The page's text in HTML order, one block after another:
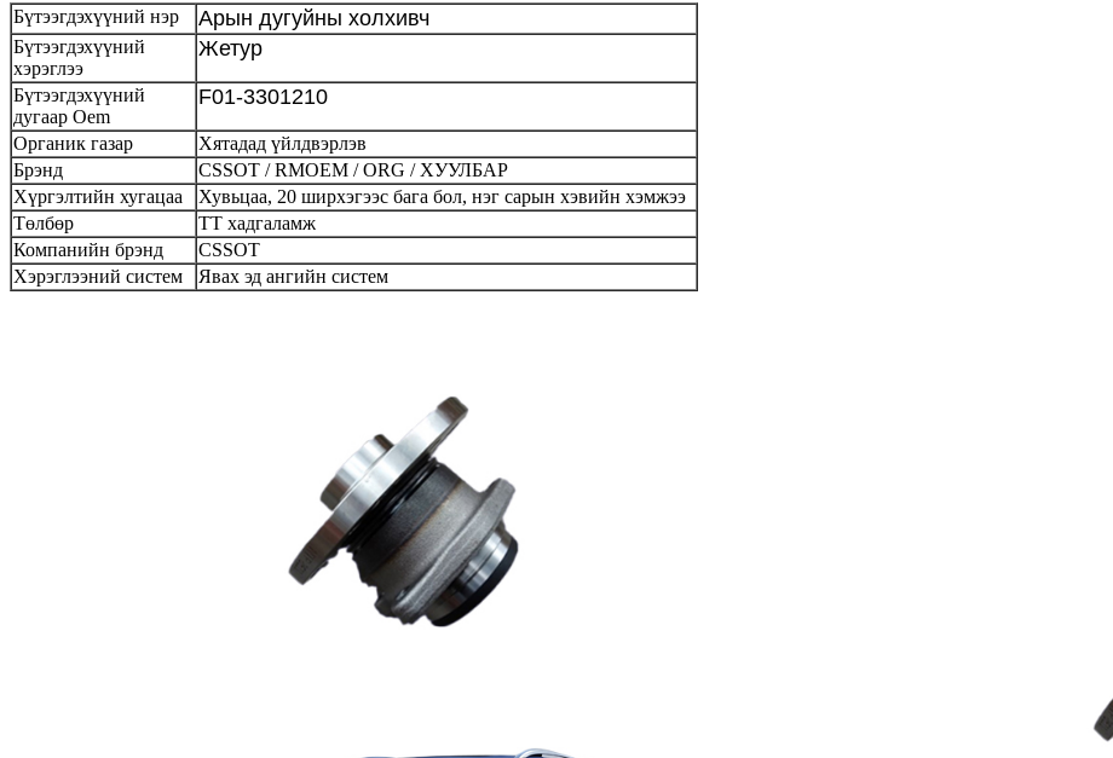
Бүтээгдэхүүний нэр Арын дугуйны холхивч
Бүтээгдэхүүний
хэрэглээ
Жетур
Бүтээгдэхүүний
дугаар Oem
F01-3301210
Органик газар
Хятадад үйлдвэрлэв
Брэнд
CSSOT / RMOEM / ORG / ХУУЛБАР
Хүргэлтийн хугацаа
Хувьцаа, 20 ширхэгээс бага бол, нэг сарын хэвийн хэмжээ
Төлбөр
ТТ хадгаламж
Компанийн брэнд
CSSOT
Хэрэглээний систем
Явах эд ангийн систем